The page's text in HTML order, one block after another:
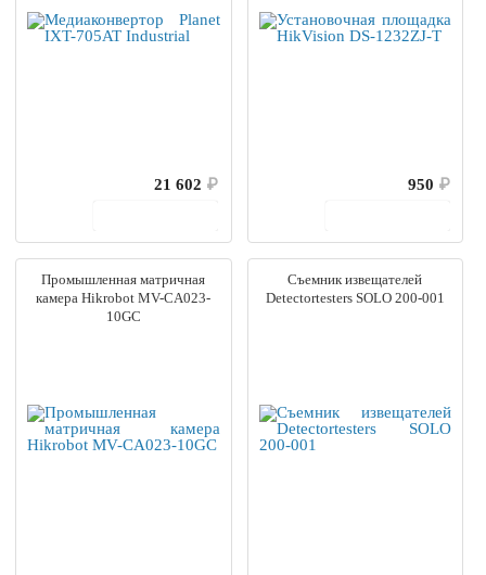
21 602 ₽
950 ₽
Промышленная матричная
камера Hikrobot MV-CA023-
10GC
Съемник извещателей
Detectortesters SOLO 200-001